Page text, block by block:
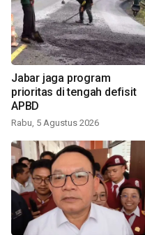
Jabar jaga program
prioritas di tengah defisit
APBD
Rabu, 5 Agustus 2026